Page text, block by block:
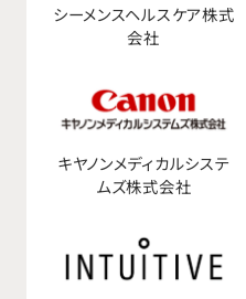
シーメンスヘルスケア株式
会社
キヤノンメディカルシステ
ムズ株式会社